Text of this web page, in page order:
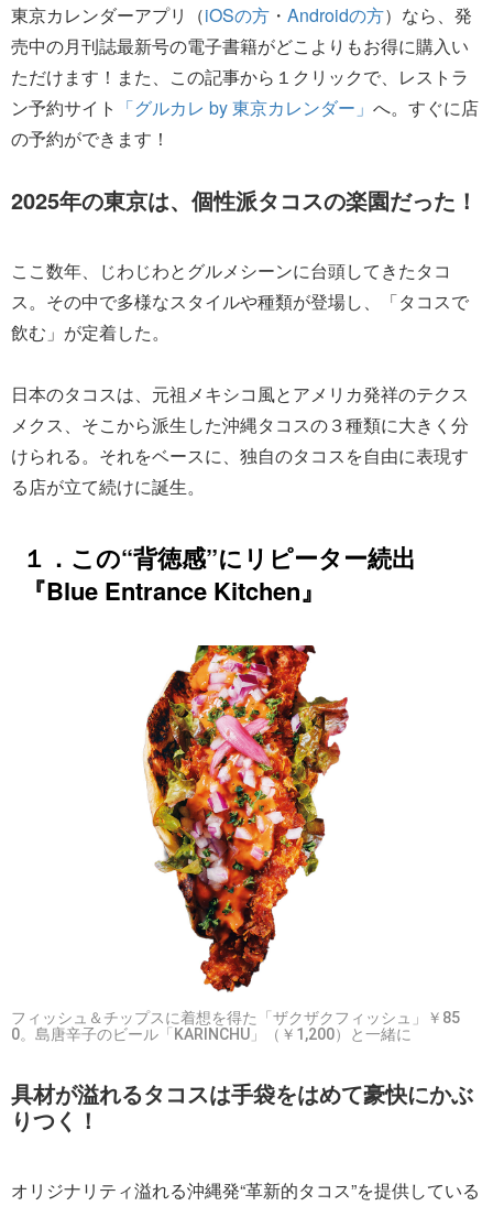
東京カレンダーアプリ（iOSの方 ・ Androidの方）なら、発
売中の月刊誌最新号の電子書籍がどこよりもお得に購入い
ただけます！また、この記事から１クリックで、レストラ
ン予約サイト 「グルカレ by 東京カレンダー」 へ。すぐに店
の予約ができます！
2025年の東京は、個性派タコスの楽園だった！
ここ数年、じわじわとグルメシーンに台頭してきたタコ
ス。その中で多様なスタイルや種類が登場し、「タコスで
飲む」が定着した。
日本のタコスは、元祖メキシコ風とアメリカ発祥のテクス
メクス、そこから派生した沖縄タコスの３種類に大きく分
けられる。それをベースに、独自のタコスを自由に表現す
る店が立て続けに誕生。
１．この“背徳感”にリピーター続出
『Blue Entrance Kitchen』
フィッシュ＆チップスに着想を得た「ザクザクフィッシュ」￥85
0。島唐辛子のビール「KARINCHU」（￥1,200）と一緒に
具材が溢れるタコスは手袋をはめて豪快にかぶ
りつく！
オリジナリティ溢れる沖縄発“革新的タコス”を提供している